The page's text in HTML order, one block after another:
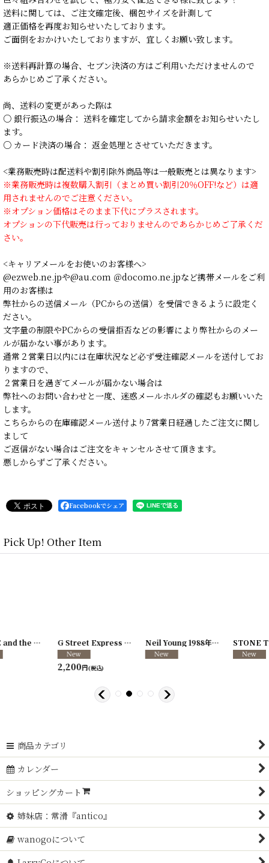
送料に関しては、ご注文確定後、梱包サイズを計測して
適正価格を再度お知らせいたしております。
ご面倒をおかけいたしておりますが、宜しくお願い致します。
※送料再計算の場合、セブン決済の方はご利用いただけませんので
あらかじめご了承ください。
尚、送料の変更があった際は
○ 銀行振込の場合： 送料を確定してから請求金額をお知らせいたし
ます。
○ カード決済の場合： 返金処理とさせていただきます。
<業務販売時は配送料や割引除外商品等は一般販売とは異なります>
※業務販売時は複数購入割引（まとめ買い割引20％OFF!など）は適
用されませんのでご注意ください。
※オプション価格はそのまま下代にプラスされます。
オプションの下代販売は行っておりませんのであらかじめご了承くだ
さい。
<キャリアメールをお使いのお客様へ>
@ezweb.ne.jpや@au.com ＠docomo.ne.jpなど携帯メールをご利
用のお客様は
弊社からの送信メール（PCからの送信）を受信できるように設定く
ださい。
文字量の制限やPCからの受信拒否などの影響により弊社からのメー
ルが届かない事があります。
通常２営業日以内には在庫状況など必ず受注確認メールを送付してお
りますので、
２営業日を過ぎてメールが届かない場合は
弊社へのお問い合わせと一度、迷惑メールホルダの確認もお願いいた
します。
こちらからの在庫確認メール送付より7営業日経過したご注文に関し
まして
ご返信がない場合はご注文をキャンセルさせて頂きます。
悪しからずご了承ください。
Facebookでシェア
Pick Up! Other Item
[250726-04] 250726-31]
Neil Young 1988年 This Note's For You Tour [250117-70]
STONE TEMPLE PILOTS 1996-1997年 TOUR96/97 Lord Tracy 1989年 Deaf Gods of Babylon Tour
商品カテゴリ
カレンダー
ショッピングカート
姉妹店：常滑『antico』
wanogoについて